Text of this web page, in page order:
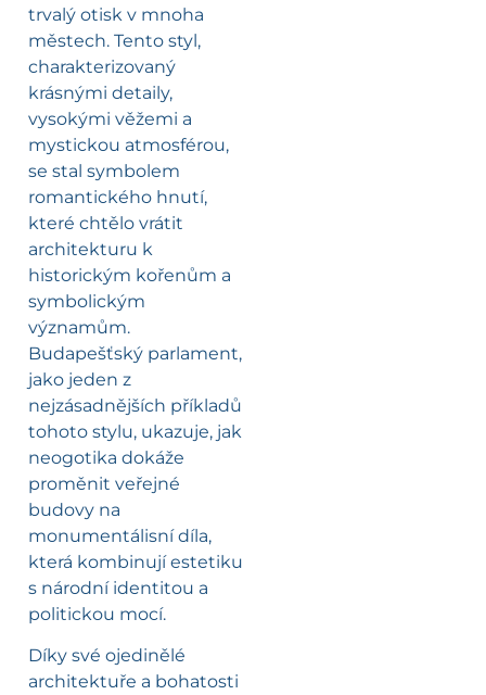
trvalý otisk v mnoha
městech. Tento styl,
charakterizovaný
krásnými detaily,
vysokými věžemi a
mystickou atmosférou,
se stal symbolem
romantického hnutí,
které chtělo vrátit
architekturu k
historickým kořenům a
symbolickým
významům.
Budapešťský parlament,
jako jeden z
nejzásadnějších příkladů
tohoto stylu, ukazuje, jak
neogotika dokáže
proměnit veřejné
budovy na
monumentálisní díla,
která kombinují estetiku
s národní identitou a
politickou mocí.
Díky své ojedinělé
architektuře a bohatosti